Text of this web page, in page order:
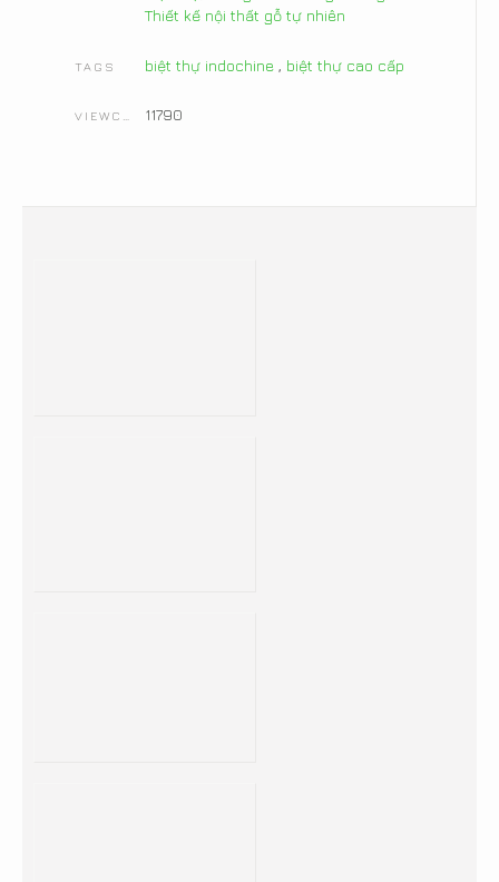
Thiết kế nội thất gỗ tự nhiên
TAGS biệt thự indochine, biệt thự cao cấp
11790